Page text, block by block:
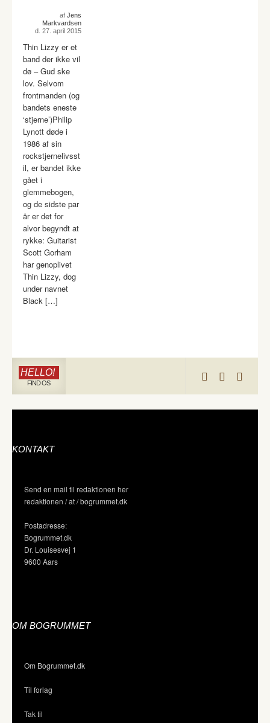
af Jens
Markvardsen
d. 27. april 2015
Thin Lizzy er et
band der ikke vil
dø – Gud ske
lov. Selvom
frontmanden (og
bandets eneste
‘stjerne’)Philip
Lynott døde i
1986 af sin
rockstjernelivsst
il, er bandet ikke
gået i
glemmebogen,
og de sidste par
år er det for
alvor begyndt at
rykke: Guitarist
Scott Gorham
har genoplivet
Thin Lizzy, dog
under navnet
Black […]
HELLO!
FIND OS
KONTAKT
Send en mail til redaktionen her
redaktionen / at / bogrummet.dk
Postadresse:
Bogrummet.dk
Dr. Louisesvej 1
9600 Aars
OM BOGRUMMET
Om Bogrummet.dk
Til forlag
Tak til